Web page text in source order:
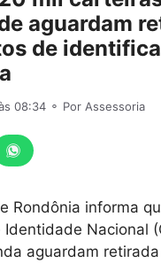
aguardam
de
08:34 ⚬ Por Assessoria
Rondônia informa
Nacional
aguardam